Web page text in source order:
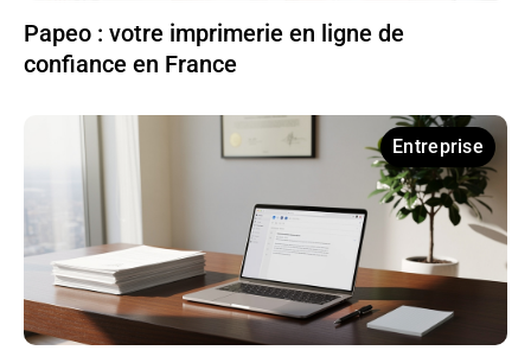
Papeo : votre imprimerie en ligne de
confiance en France
Entreprise